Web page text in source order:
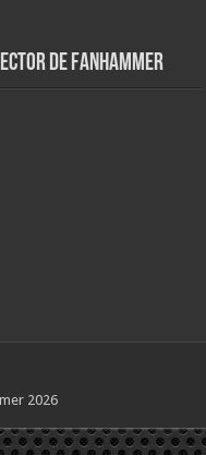
de FanHammer
2026